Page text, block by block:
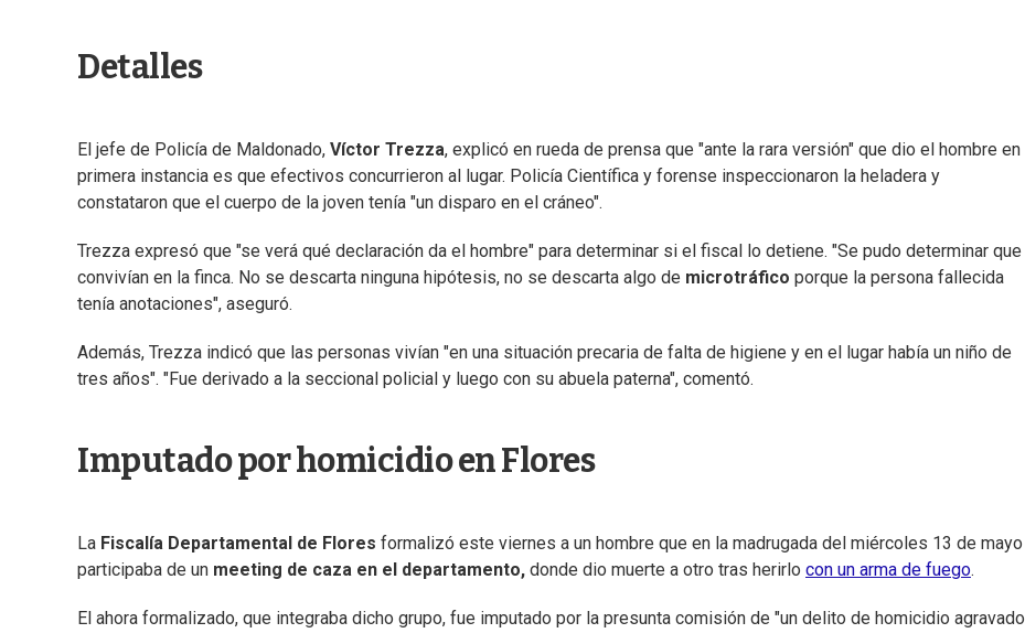
Detalles
El jefe de Policía de Maldonado, Víctor Trezza, explicó en rueda de prensa que "ante la rara versión" que dio el hombre en
primera instancia es que efectivos concurrieron al lugar. Policía Científica y forense inspeccionaron la heladera y
constataron que el cuerpo de la joven tenía "un disparo en el cráneo".
Trezza expresó que "se verá qué declaración da el hombre" para determinar si el fiscal lo detiene. "Se pudo determinar que
convivían en la finca. No se descarta ninguna hipótesis, no se descarta algo de microtráfico porque la persona fallecida
tenía anotaciones", aseguró.
Además, Trezza indicó que las personas vivían "en una situación precaria de falta de higiene y en el lugar había un niño de
tres años". "Fue derivado a la seccional policial y luego con su abuela paterna", comentó.
Imputado por homicidio en Flores
La Fiscalía Departamental de Flores formalizó este viernes a un hombre que en la madrugada del miércoles 13 de mayo
participaba de un meeting de caza en el departamento, donde dio muerte a otro tras herirlo con un arma de fuego.
El ahora formalizado, que integraba dicho grupo, fue imputado por la presunta comisión de "un delito de homicidio agravado